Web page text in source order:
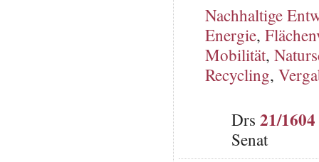
Nachhaltige
Energie,
Mobilität,
Recycling,
Drs 21/1604
Senat